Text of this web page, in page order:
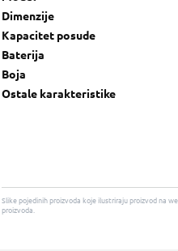
Dimenzije
Kapacitet posude
Baterija
Boja
Ostale karakteristike
Slike pojedinih proizvoda koje ilustriraju proizvod na
proizvoda.